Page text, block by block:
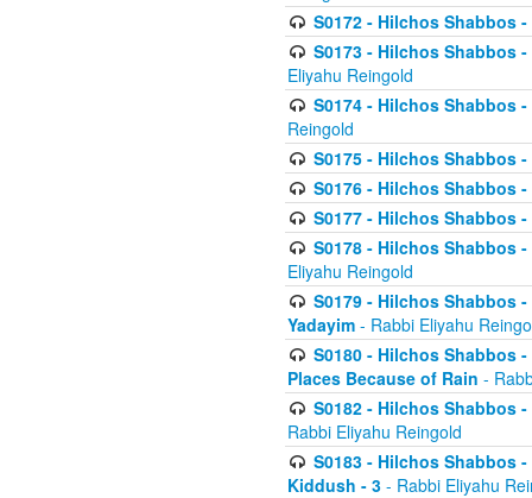
S0172 - Hilchos Shabbos
S0173 - Hilchos Shabbos
Eliyahu Reingold
S0174 - Hilchos Shabbos
Reingold
S0175 - Hilchos Shabbos
S0176 - Hilchos Shabbos
S0177 - Hilchos Shabbos
S0178 - Hilchos Shabbos
Eliyahu Reingold
S0179 - Hilchos Shabbos
Yadayim - Rabbi Eliyahu
S0180 - Hilchos Shabbos
Places Because of Rain -
S0182 - Hilchos Shabbos
Rabbi Eliyahu Reingold
S0183 - Hilchos Shabbos
Kiddush - 3 - Rabbi Eliyahu